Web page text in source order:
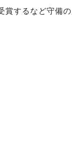
するなど守備